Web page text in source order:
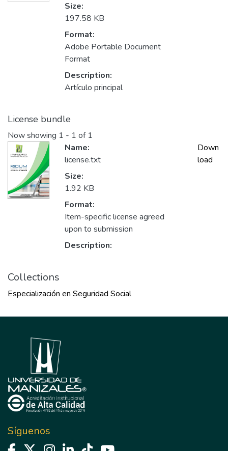
Size:
197.58 KB
Format:
Adobe Portable Document
Format
Description:
Artículo principal
License bundle
Now showing 1 - 1 of 1
Name:
license.txt
Size:
1.92 KB
Format:
Item-specific license agreed
upon to submission
Description:
Down
load
Collections
Especialización en Seguridad Social
Síguenos